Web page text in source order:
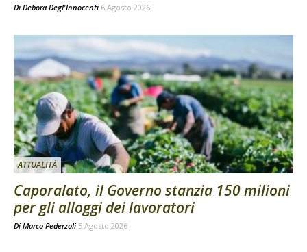
Di Debora Degl'Innocenti 6 Agosto 2026
ATTUALITÀ
Caporalato, il Governo stanzia 150 milioni
per gli alloggi dei lavoratori
Di Marco Pederzoli 5 Agosto 2026